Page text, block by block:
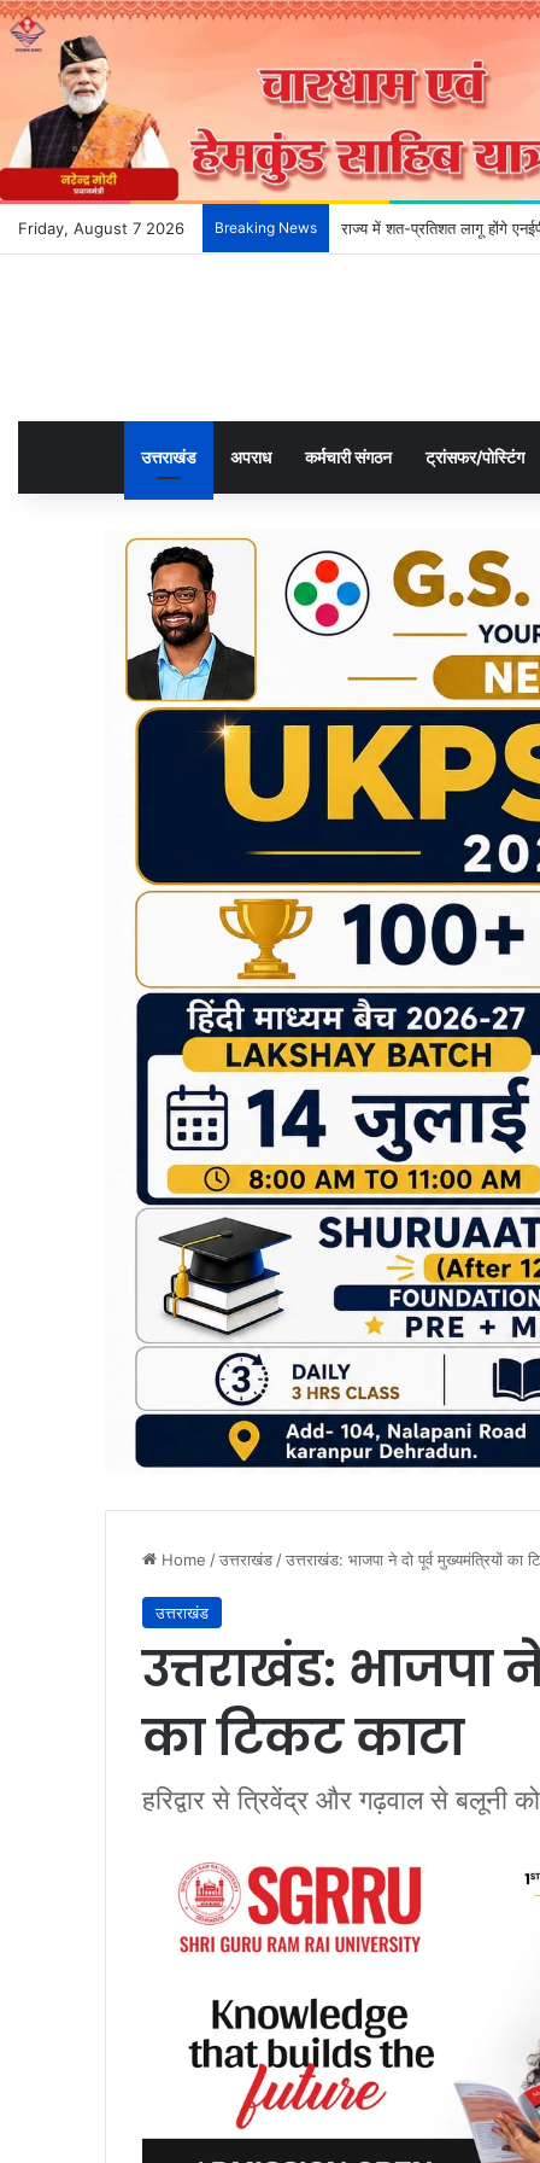
Friday, August 7 2026 Breaking News राज्य में शत-प्रतिशत लागू होंगे
उत्तराखंड अपराध कर्मचारी संगठन ट्रांसफर/पोस्टिंग
Home /उत्तराखंड/उत्तराखंड: भाजपा ने दो पूर्व मुख्यमंत्रियों का
उत्तराखंड
उत्तराखंड: भाजपा
का टिकट काटा
हरिद्वार से त्रिवेंद्र और गढ़वाल से बलूनी को